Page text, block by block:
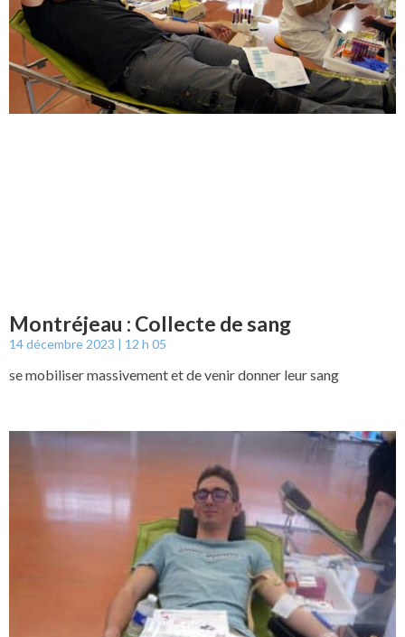
Montréjeau : Collecte de sang
14 décembre 2023 12 h 05
se mobiliser massivement et de venir donner leur sang